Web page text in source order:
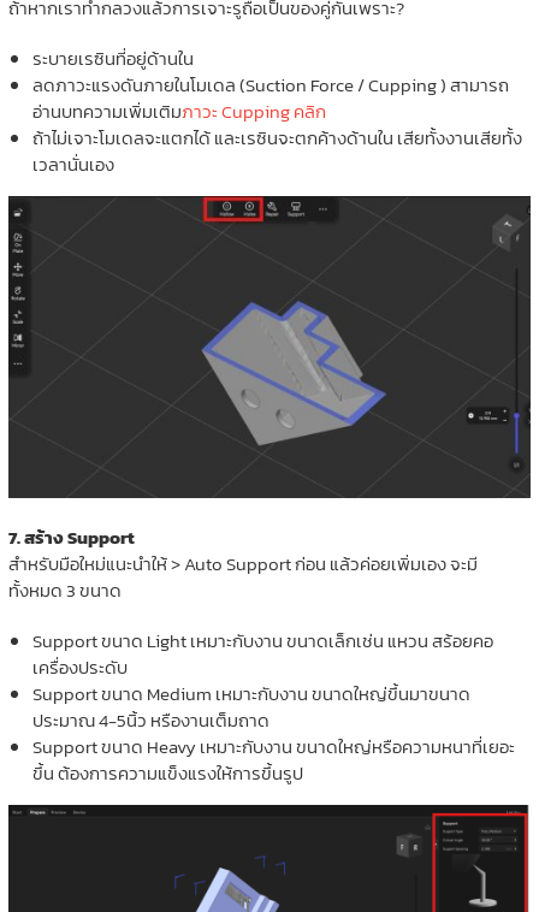
ถ้าหากเราทำกลวงแล้วการเจาะรูถือเป็นของคู่กันเพราะ?
ระบายเรซินที่อยู่ด้านใน
ลดภาวะแรงดันภายในโมเดล (Suction Force / Cupping ) สามารถ
อ่านบทความเพิ่มเติมภาวะ Cupping คลิก
ถ้าไม่เจาะโมเดลจะแตกได้ และเรซินจะตกค้างด้านใน เสียทั้งงานเสียทั้ง
เวลานั่นเอง
7. สร้าง Support
สำหรับมือใหม่แนะนำให้ > Auto Support ก่อน แล้วค่อยเพิ่มเอง จะมี
ทั้งหมด 3 ขนาด
Support ขนาด Light เหมาะกับงาน ขนาดเล็กเช่น แหวน สร้อยคอ
เครื่องประดับ
Support ขนาด Medium เหมาะกับงาน ขนาดใหญ่ขึ้นมาขนาด
ประมาณ 4-5นิ้ว หรืองานเต็มถาด
Support ขนาด Heavy เหมาะกับงาน ขนาดใหญ่หรือความหนาที่เยอะ
ขึ้น ต้องการความแข็งแรงให้การขึ้นรูป